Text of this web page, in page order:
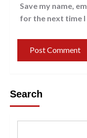
Save my name,
for the next time
Search